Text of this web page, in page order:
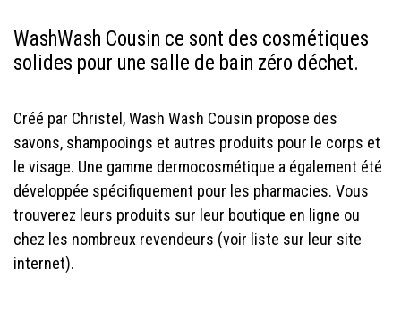
WashWash Cousin ce sont des cosmétiques
solides pour une salle de bain zéro déchet.
Créé par Christel, Wash Wash Cousin propose des
savons, shampooings et autres produits pour le corps et
le visage. Une gamme dermocosmétique a également été
développée spécifiquement pour les pharmacies. Vous
trouverez leurs produits sur leur boutique en ligne ou
chez les nombreux revendeurs (voir liste sur leur site
internet).